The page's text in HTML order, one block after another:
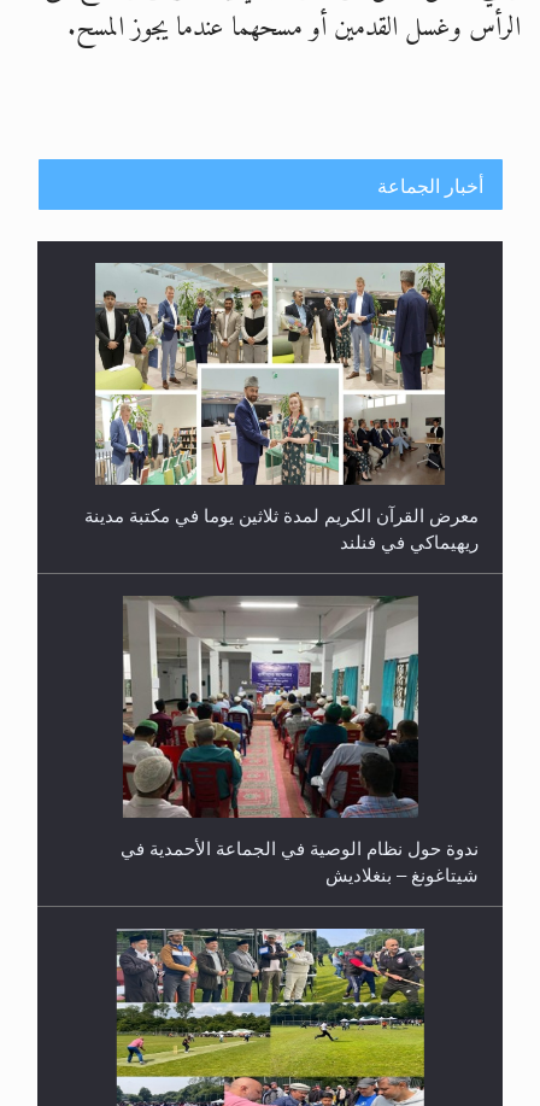
الرأس وغسل القدمين أو مسحهما عندما يجوز المسح.
أخبار الجماعة
معرض القرآن الكريم لمدة ثلاثين يوما في مكتبة مدينة
ريهيماكي في فنلند
ندوة حول نظام الوصية في الجماعة الأحمدية في
شيتاغونغ – بنغلاديش